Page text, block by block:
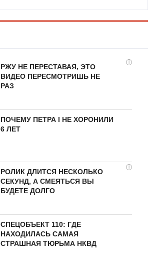
i
РЖУ НЕ ПЕРЕСТАВАЯ, ЭТО
ВИДЕО ПЕРЕСМОТРИШЬ НЕ
РАЗ
ПОЧЕМУ ПЕТРА I НЕ ХОРОНИЛИ
6 ЛЕТ
i
РОЛИК ДЛИТСЯ НЕСКОЛЬКО
СЕКУНД, А СМЕЯТЬСЯ ВЫ
БУДЕТЕ ДОЛГО
СПЕЦОБЪЕКТ 110: ГДЕ
НАХОДИЛАСЬ САМАЯ
СТРАШНАЯ ТЮРЬМА НКВД